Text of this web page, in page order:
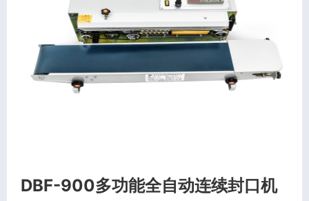
DBF-900多功能全自动连续封口机